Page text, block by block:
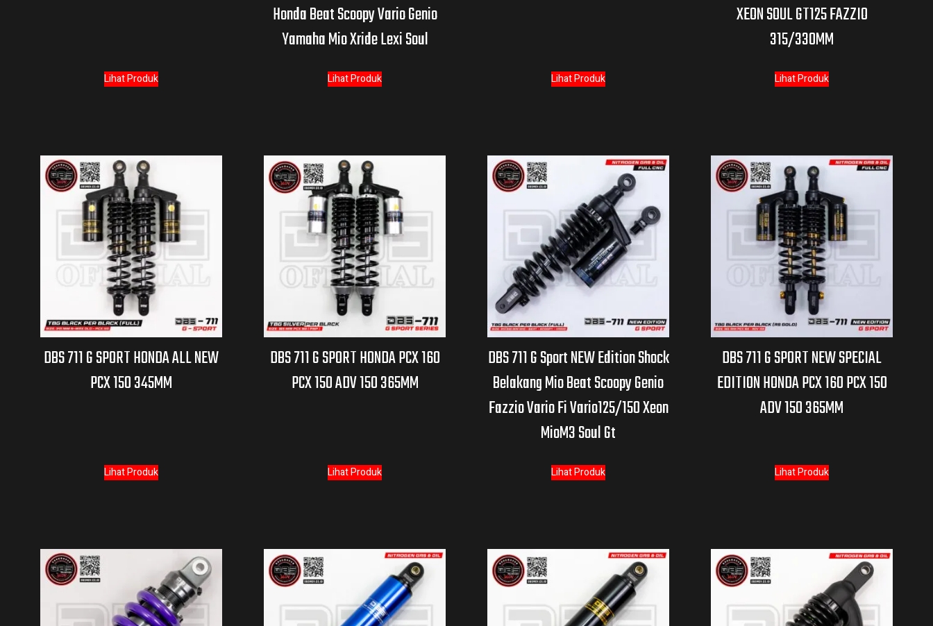
Lihat Produk
Honda Beat Scoopy Vario Genio
Yamaha Mio Xride Lexi Soul
Lihat Produk Lihat Produk
XEON SOUL GT125 FAZZIO
315/330MM
Lihat Produk
DBS 711 G SPORT HONDA ALL NEW
PCX 150 345MM
Lihat Produk
DBS 711 G SPORT HONDA PCX 160
PCX 150 ADV 150 365MM
Lihat Produk
DBS 711 G Sport NEW Edition Shock
Belakang Mio Beat Scoopy Genio
Fazzio Vario Fi Vario125/150 Xeon
MioM3 Soul Gt
Lihat Produk
DBS 711 G SPORT NEW SPECIAL
EDITION HONDA PCX 160 PCX 150
ADV 150 365MM
Lihat Produk